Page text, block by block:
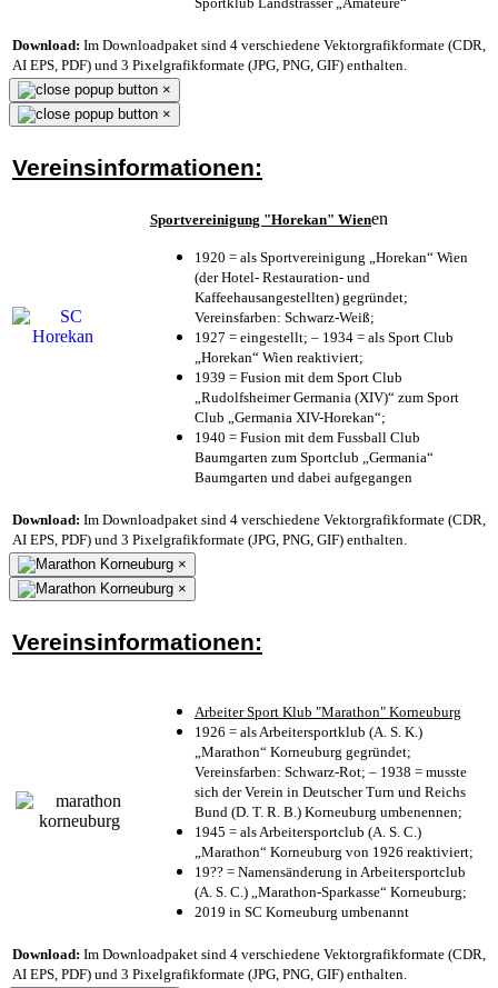
Download: Im Downloadpaket sind 4 verschiedene Vektorgrafikformate (CDR,
AI EPS, PDF) und 3 Pixelgrafikformate (JPG, PNG, GIF) enthalten.
×
×
Vereinsinformationen:
Sportvereinigung "Horekan" Wienen
1920 = als Sportvereinigung „Horekan“ Wien
(der Hotel- Restauration- und
Kaffeehausangestellten) gegründet;
Vereinsfarben: Schwarz-Weiß;
1927 = eingestellt; – 1934 = als Sport Club
„Horekan“ Wien reaktiviert;
1939 = Fusion mit dem Sport Club
„Rudolfsheimer Germania (XIV)“ zum Sport
Club „Germania XIV-Horekan“;
1940 = Fusion mit dem Fussball Club
Baumgarten zum Sportclub „Germania“
Baumgarten und dabei aufgegangen
Download: Im Downloadpaket sind 4 verschiedene Vektorgrafikformate (CDR,
AI EPS, PDF) und 3 Pixelgrafikformate (JPG, PNG, GIF) enthalten.
×
×
Vereinsinformationen:
Arbeiter Sport Klub "Marathon" Korneuburg
1926 = als Arbeitersportklub (A. S. K.)
„Marathon“ Korneuburg gegründet;
Vereinsfarben: Schwarz-Rot; – 1938 = musste
sich der Verein in Deutscher Turn und Reichs
Bund (D. T. R. B.) Korneuburg umbenennen;
1945 = als Arbeitersportclub (A. S. C.)
„Marathon“ Korneuburg von 1926 reaktiviert;
19?? = Namensänderung in Arbeitersportclub
(A. S. C.) „Marathon-Sparkasse“ Korneuburg;
2019 in SC Korneuburg umbenannt
Download: Im Downloadpaket sind 4 verschiedene Vektorgrafikformate (CDR,
AI EPS, PDF) und 3 Pixelgrafikformate (JPG, PNG, GIF) enthalten.